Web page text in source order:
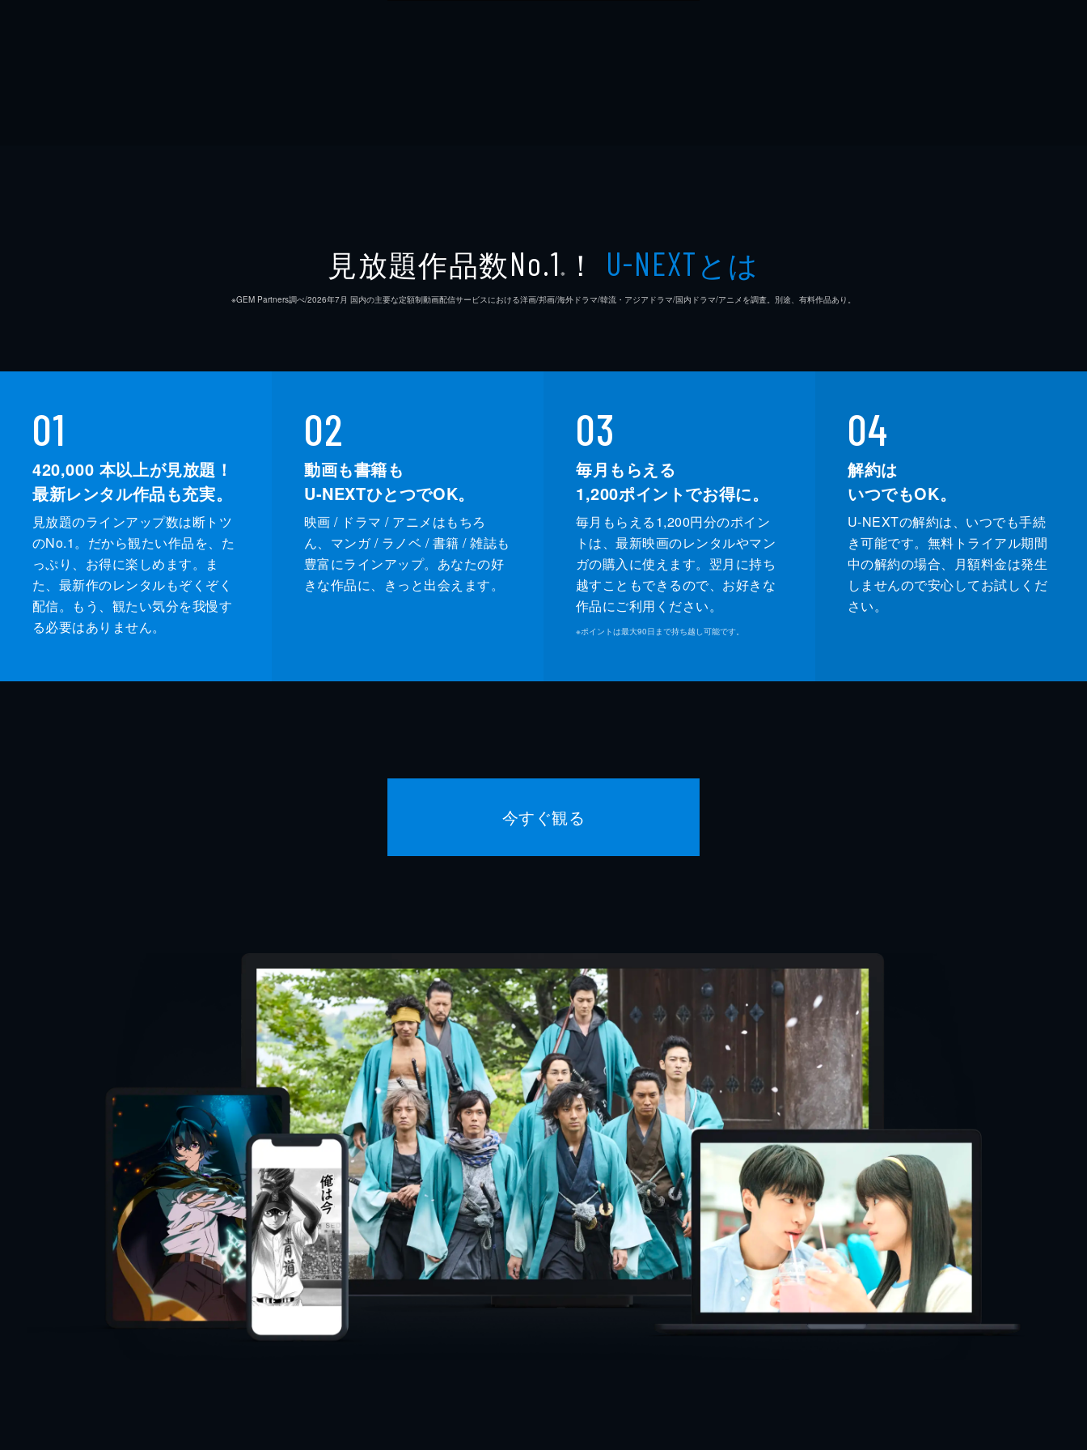
見放題作品数No.1 ※ ！ U-NEXTとは
※GEM Partners調べ/2026年7⽉ 国内の主要な定額制動画配信サービスにおける洋画/邦画/海外ドラマ/韓流・アジアドラマ/国内ドラマ/アニメを調査。別途、有料作品あり。
01
420,000 本以上が見放題！
最新レンタル作品も充実。
見放題のラインアップ数は断トツ
のNo.1。だから観たい作品を、た
っぷり、お得に楽しめます。ま
た、最新作のレンタルもぞくぞく
配信。もう、観たい気分を我慢す
る必要はありません。
02
動画も書籍も
U-NEXTひとつでOK。
映画 / ドラマ / アニメはもちろ
ん、マンガ / ラノベ / 書籍 / 雑誌も
豊富にラインアップ。あなたの好
きな作品に、きっと出会えます。
03
毎月もらえる
1,200ポイントでお得に。
毎月もらえる1,200円分のポイン
トは、最新映画のレンタルやマン
ガの購入に使えます。翌月に持ち
越すこともできるので、お好きな
作品にご利用ください。
※ポイントは最大90日まで持ち越し可能です。
04
解約は
いつでもOK。
U-NEXTの解約は、いつでも手続
き可能です。無料トライアル期間
中の解約の場合、月額料金は発生
しませんので安心してお試しくだ
さい。
今すぐ観る